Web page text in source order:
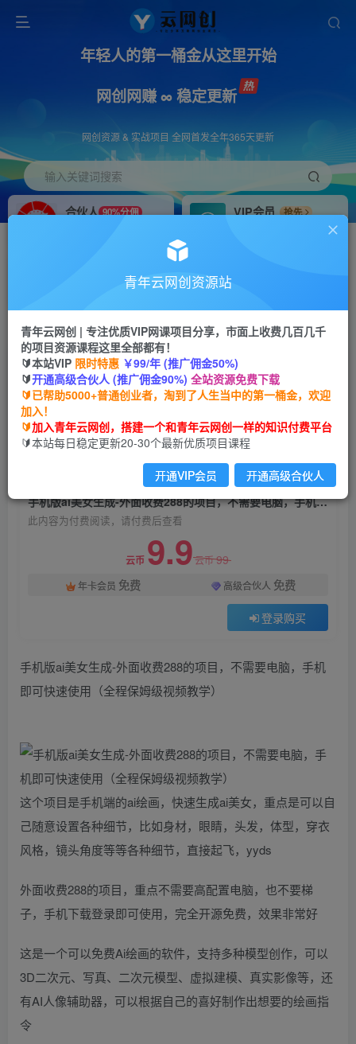
年轻人的第一桶金从这里开始
网创网赚 ∞ 稳定更新
网创资源 & 实战项目 全网首发全年365天更新
输入关键词搜索
合伙人 90%分佣
VIP会员
抢先
搭建同款网站，自己当老板
首页 创业课程 会员免费 正文
手机版ai美女生成-外面收费288的项目，不需要电
脑，手机即可快速使用（全程保姆级视频教学）
青年云网创
2年前发布
关注 私信
手机版ai美女生成-外面收费288的项目，不需要电脑，手机即可快速使用（全程保姆级视频教学）
此内容为付费阅读，请付费后查看
云币 9.9云币99
年卡会员 免费 高级合伙人 免费
登录购买
手机版ai美女生成-外面收费288的项目，不需要电脑，手机
即可快速使用（全程保姆级视频教学）
这个项目是手机端的ai绘画，快速生成ai美女，重点是可以自
己随意设置各种细节，比如身材，眼睛，头发，体型，穿衣
风格，镜头角度等等各种细节，直接起飞，yyds
外面收费288的项目，重点不需要高配置电脑，也不要梯
子，手机下载登录即可使用，完全开源免费，效果非常好
这是一个可以免费Ai绘画的软件，支持多种模型创作，可以
3D二次元、写真、二次元模型、虚拟建模、真实影像等，还
有AI人像辅助器，可以根据自己的喜好制作出想要的绘画指
令
青年云网创资源站
青年云网创 | 专注优质VIP网课项目分享，市面上收费几百几千
的项目资源课程这里全部都有！
🔰本站VIP 限时特惠 ￥99/年 (推广佣金50%)
🔰开通高级合伙人 (推广佣金90%) 全站资源免费下载
🔰已帮助5000+普通创业者，淘到了人生当中的第一桶金，欢迎
加入！
🔰加入青年云网创，搭建一个和青年云网创一样的知识付费平台
🔰本站每日稳定更新20-30个最新优质项目课程
开通VIP会员 开通高级合伙人